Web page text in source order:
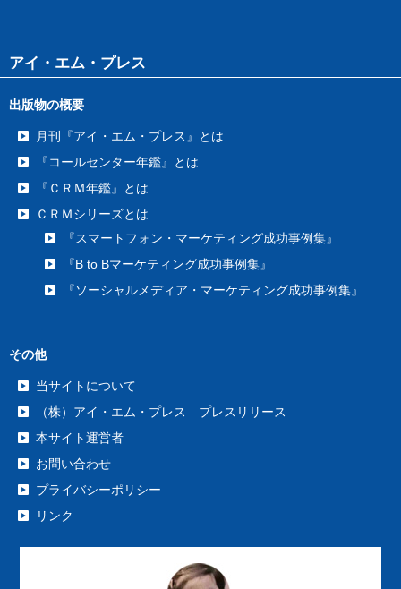
アイ・エム・プレス
出版物の概要
月刊『アイ・エム・プレス』とは
『コールセンター年鑑』とは
『ＣＲＭ年鑑』とは
ＣＲＭシリーズとは
『スマートフォン・マーケティング成功事例集』
『B to Bマーケティング成功事例集』
『ソーシャルメディア・マーケティング成功事例集』
その他
当サイトについて
（株）アイ・エム・プレス プレスリリース
本サイト運営者
お問い合わせ
プライバシーポリシー
リンク